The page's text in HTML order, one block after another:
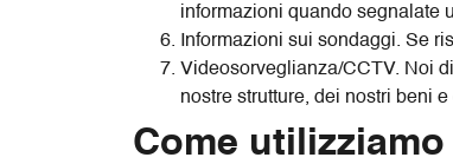
informazioni quando segnalate
Informazioni sui sondaggi. Se
Videosorveglianza/CCTV. Noi
nostre strutture, dei nostri beni
Come